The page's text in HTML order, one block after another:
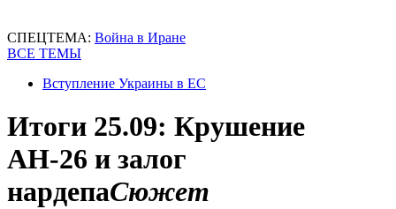
СПЕЦТЕМА: Война в Иране
ВСЕ ТЕМЫ
Вступление Украины в ЕС
Итоги 25.09: Крушение
АН-26 и залог
нардепаСюжет